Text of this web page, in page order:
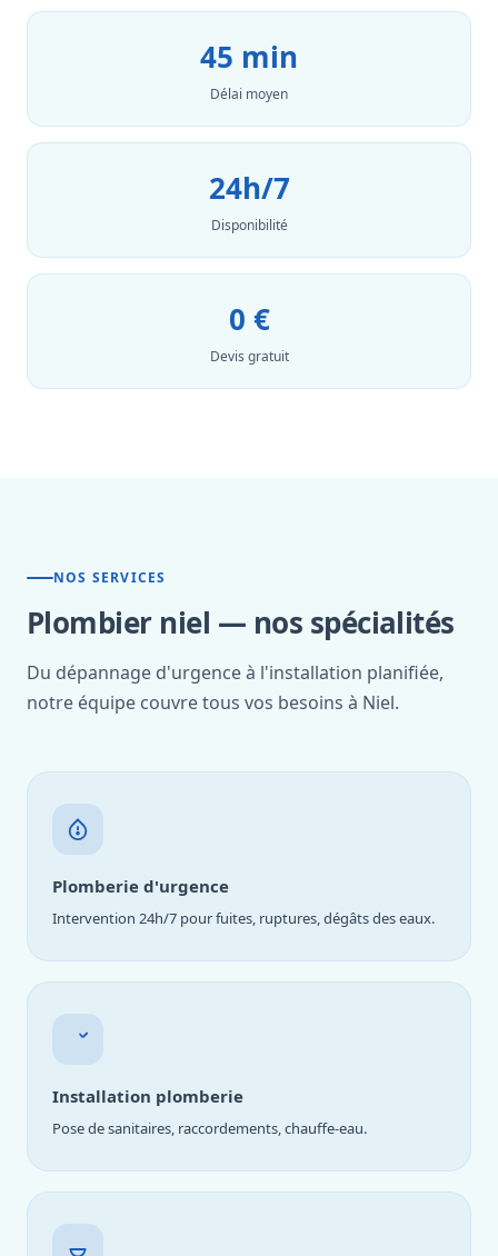
45 min
Délai moyen
24h/7
Disponibilité
0 €
Devis gratuit
NOS SERVICES
Plombier niel — nos spécialités
Du dépannage d'urgence à l'installation planifiée,
notre équipe couvre tous vos besoins à Niel.
Plomberie d'urgence
Intervention 24h/7 pour fuites, ruptures, dégâts des eaux.
Installation plomberie
Pose de sanitaires, raccordements, chauffe-eau.